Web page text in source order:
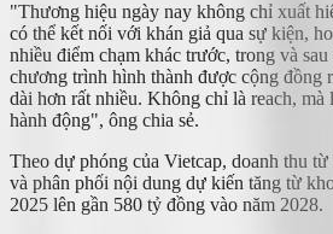
"Thương hiệu ngày nay không chỉ xuất
có thể kết nối với khán giả qua sự kiện,
nhiều điểm chạm khác trước, trong và
chương trình hình thành được cộng đồng
dài hơn rất nhiều. Không chỉ là reach, mà
hành động", ông chia sẻ.
Theo dự phóng của Vietcap, doanh thu
và phân phối nội dung dự kiến tăng từ
2025 lên gần 580 tỷ đồng vào năm 2028.